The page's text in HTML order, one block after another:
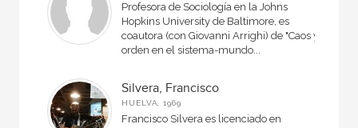
Profesora de Sociología en la Johns
Hopkins University de Baltimore, es
coautora (con Giovanni Arrighi) de "Caos y
orden en el sistema-mundo...
Silvera, Francisco
HUELVA, 1969
Francisco Silvera es licenciado en